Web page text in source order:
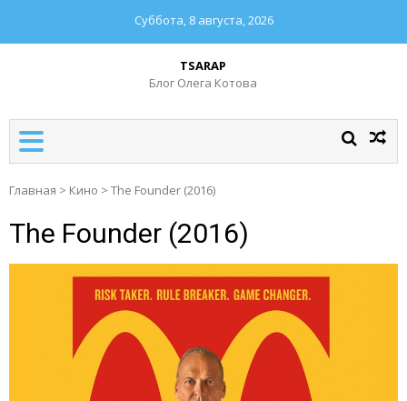
Суббота, 8 августа, 2026
TSARAP
Блог Олега Котова
Главная > Кино > The Founder (2016)
The Founder (2016)